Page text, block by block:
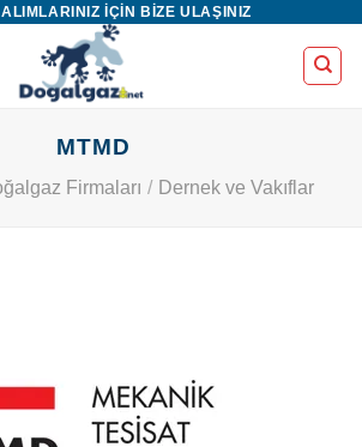
IÇIN BIZE ULAŞINIZ
MTMD
Firmaları / Dernek ve Vakıflar